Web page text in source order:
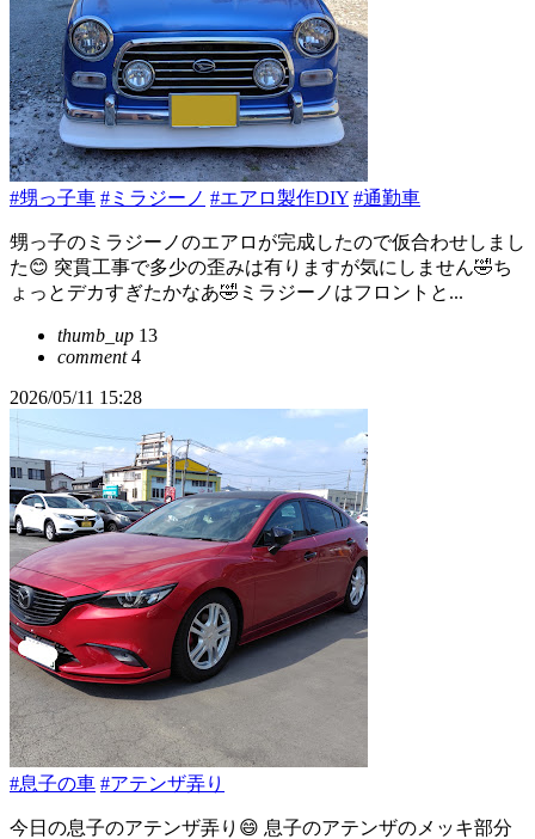
#甥っ子車 #ミラジーノ #エアロ製作DIY #通勤車
甥っ子のミラジーノのエアロが完成したので仮合わせしまし
た😊 突貫工事で多少の歪みは有りますが気にしません🤣ち
ょっとデカすぎたかなあ🤣ミラジーノはフロントと...
thumb_up 13
comment4
2026/05/11 15:28
#息子の車 #アテンザ弄り
今日の息子のアテンザ弄り😄 息子のアテンザのメッキ部分